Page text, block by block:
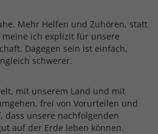
Mehr Helfen und Zuhören, statt
ich explizit für unsere
Dagegen sein ist einfach,
schwerer.
mit unserem Land und mit
frei von Vorurteilen und
unsere nachfolgenden
auf der Erde leben können.